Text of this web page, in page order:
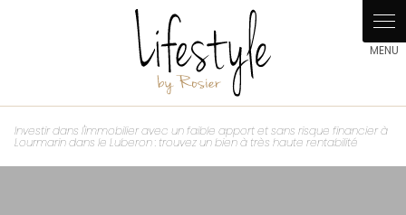
Investir dans l'immobilier avec un faible apport et sans risque financier à
Lourmarin dans le Luberon : trouvez un bien à très haute rentabilité
Panneau de gestion des cookies